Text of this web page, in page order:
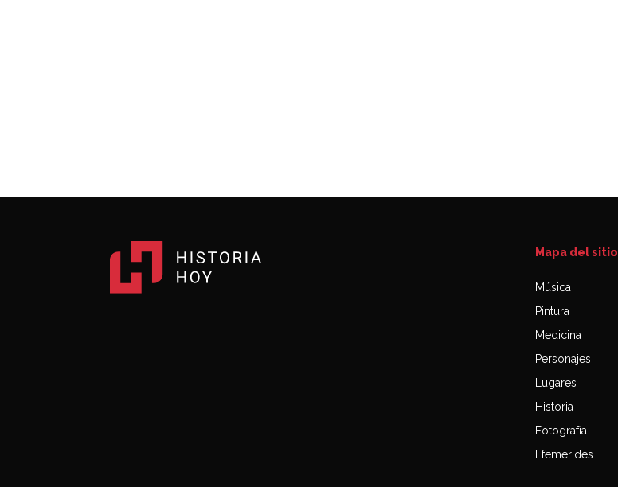
Mapa del sitio
Música
Pintura
Medicina
Personajes
Lugares
Historia
Fotografía
Efemérides